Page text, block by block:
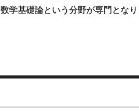
数学基礎論という分野が専門となり